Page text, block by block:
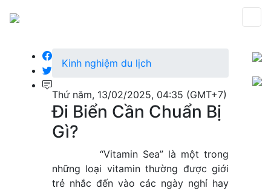
Kinh nghiệm du lịch
Thứ năm, 13/02/2025, 04:35 (GMT+7)
Đi Biển Cần Chuẩn Bị
Gì?
“Vitamin Sea” là một trong
những loại vitamin thường được giới
trẻ nhắc đến vào các ngày nghỉ hay